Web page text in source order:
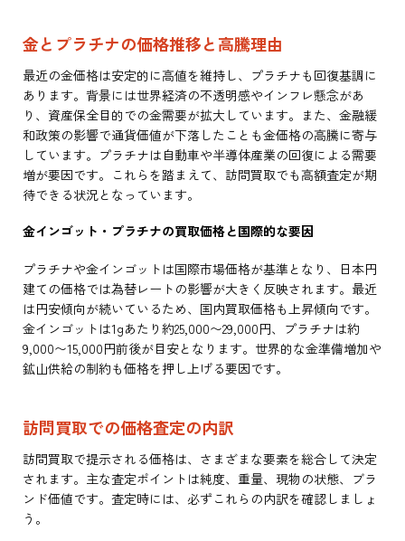
金とプラチナの価格推移と高騰理由
最近の金価格は安定的に高値を維持し、プラチナも回復基調に
あります。背景には世界経済の不透明感やインフレ懸念があ
り、資産保全目的での金需要が拡大しています。また、金融緩
和政策の影響で通貨価値が下落したことも金価格の高騰に寄与
しています。プラチナは自動車や半導体産業の回復による需要
増が要因です。これらを踏まえて、訪問買取でも高額査定が期
待できる状況となっています。
金インゴット・プラチナの買取価格と国際的な要因
プラチナや金インゴットは国際市場価格が基準となり、日本円
建ての価格では為替レートの影響が大きく反映されます。最近
は円安傾向が続いているため、国内買取価格も上昇傾向です。
金インゴットは1gあたり約25,000〜29,000円、プラチナは約
9,000〜15,000円前後が目安となります。世界的な金準備増加や
鉱山供給の制約も価格を押し上げる要因です。
訪問買取での価格査定の内訳
訪問買取で提示される価格は、さまざまな要素を総合して決定
されます。主な査定ポイントは純度、重量、現物の状態、ブラ
ンド価値です。査定時には、必ずこれらの内訳を確認しましょ
う。